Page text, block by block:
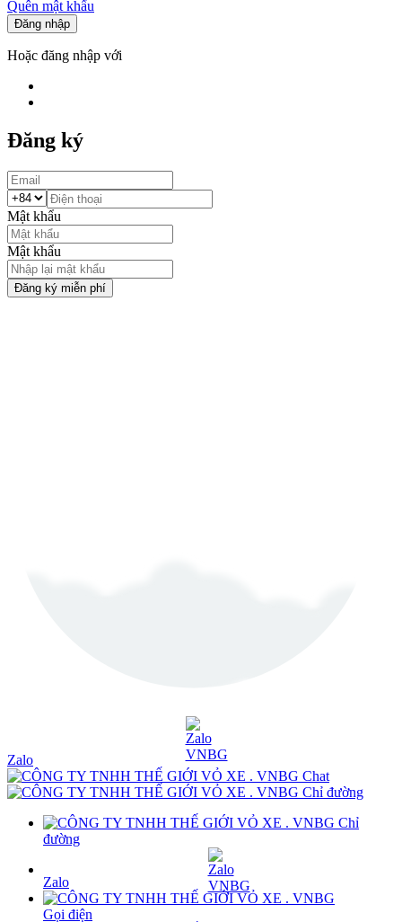
Quên mật khẩu
Đăng nhập
Hoặc đăng nhập với
Đăng ký
Mật khẩu
Mật khẩu
Đăng ký miễn phí
Zalo
Chat
Chỉ đường
Chỉ
đường
Zalo
Gọi điện